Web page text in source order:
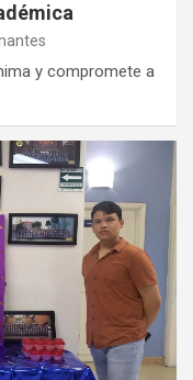
y compromete a